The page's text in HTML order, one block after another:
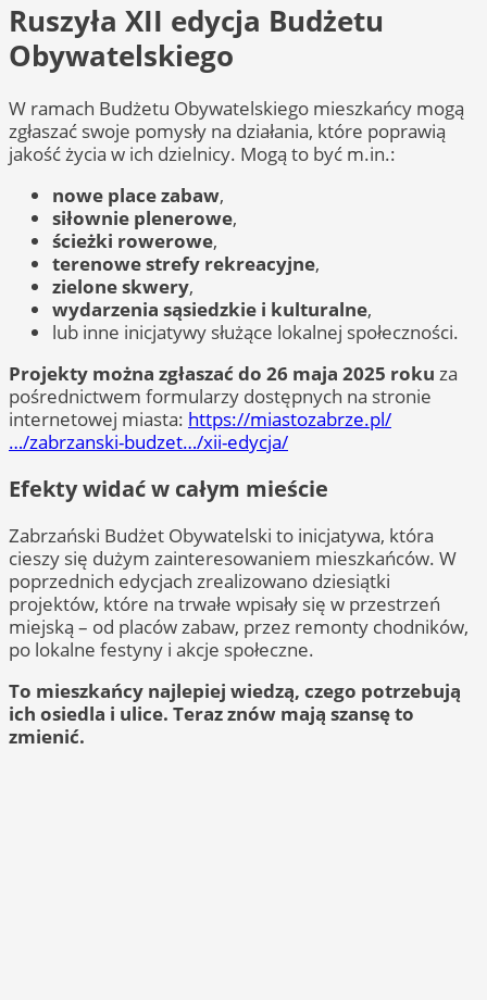
Ruszyła XII edycja Budżetu
Obywatelskiego
W ramach Budżetu Obywatelskiego mieszkańcy mogą
zgłaszać swoje pomysły na działania, które poprawią
jakość życia w ich dzielnicy. Mogą to być m.in.:
nowe place zabaw,
siłownie plenerowe,
ścieżki rowerowe,
terenowe strefy rekreacyjne,
zielone skwery,
wydarzenia sąsiedzkie i kulturalne,
lub inne inicjatywy służące lokalnej społeczności.
Projekty można zgłaszać do 26 maja 2025 roku za
pośrednictwem formularzy dostępnych na stronie
internetowej miasta: https://miastozabrze.pl/
…/zabrzanski-budzet…/xii-edycja/
Efekty widać w całym mieście
Zabrzański Budżet Obywatelski to inicjatywa, która
cieszy się dużym zainteresowaniem mieszkańców. W
poprzednich edycjach zrealizowano dziesiątki
projektów, które na trwałe wpisały się w przestrzeń
miejską – od placów zabaw, przez remonty chodników,
po lokalne festyny i akcje społeczne.
To mieszkańcy najlepiej wiedzą, czego potrzebują
ich osiedla i ulice. Teraz znów mają szansę to
zmienić.